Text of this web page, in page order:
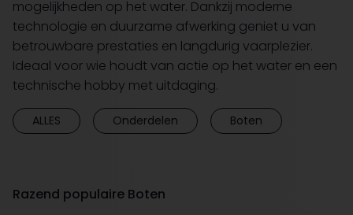
mogelijkheden op het water. Dankzij moderne
technologie en duurzame afwerking geniet u van
betrouwbare prestaties en langdurig vaarplezier.
Ideaal voor wie houdt van actie op het water en een
technische hobby met uitdaging.
ALLES Onderdelen Boten
Razend populaire Boten